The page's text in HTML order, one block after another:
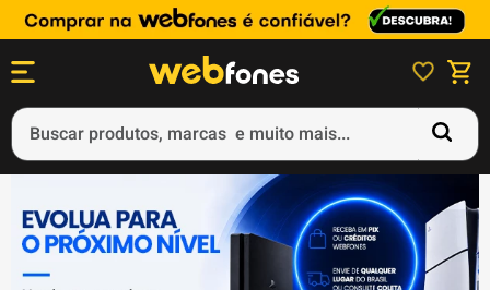
Buscar produtos, marcas e muito mais...
1º
ps5